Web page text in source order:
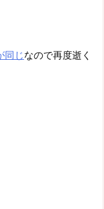
同じなので再度逝く